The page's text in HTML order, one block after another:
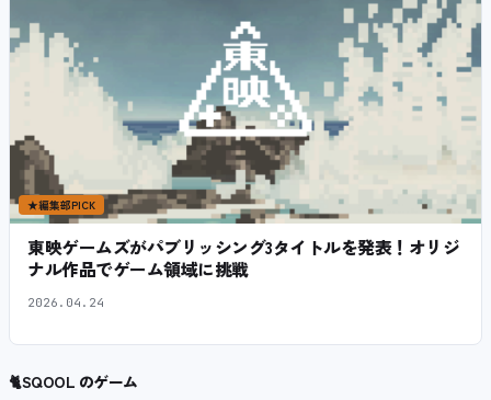
★編集部PICK
東映ゲームズがパブリッシング3タイトルを発表！オリジ
ナル作品でゲーム領域に挑戦
2026.04.24
🐈SQOOL のゲーム